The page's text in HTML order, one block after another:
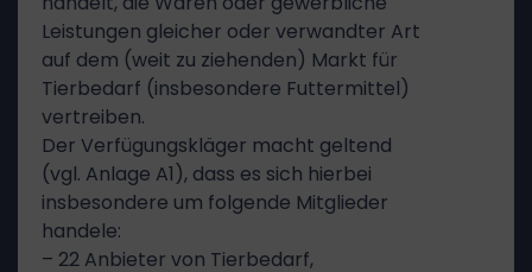
Leistungen gleicher oder verwandter Art
auf dem (weit zu ziehenden) Markt für
Tierbedarf (insbesondere Futtermittel)
vertreiben.
Der Verfügungskläger macht geltend
(vgl. Anlage A1), dass es sich hierbei
insbesondere um folgende Mitglieder
handele:
– 22 Anbieter von Tierbedarf,